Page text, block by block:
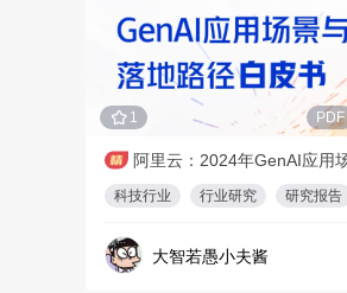
1 PDF
科技行业 行业研究 研究报告
大智若愚小夫酱